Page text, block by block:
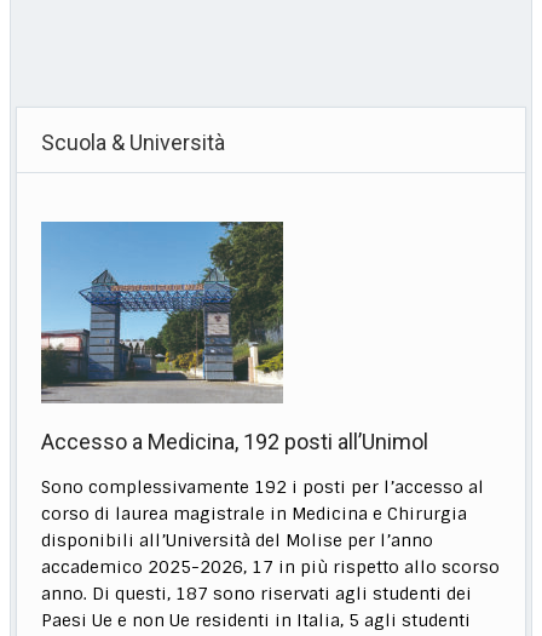
Scuola & Università
Accesso a Medicina, 192 posti all’Unimol
Sono complessivamente 192 i posti per l’accesso al
corso di laurea magistrale in Medicina e Chirurgia
disponibili all’Università del Molise per l’anno
accademico 2025-2026, 17 in più rispetto allo scorso
anno. Di questi, 187 sono riservati agli studenti dei
Paesi Ue e non Ue residenti in Italia, 5 agli studenti